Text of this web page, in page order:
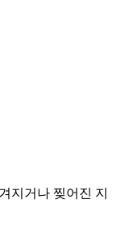
지거나 찢어진 지